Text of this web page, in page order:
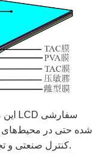
شده حتی در محیط‌های
کنترل صنعتی و تجهیزات در فضای باز، پایدار عمل کنند.